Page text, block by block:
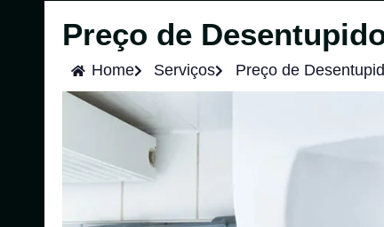
Preço de
Home Serviços Preço de